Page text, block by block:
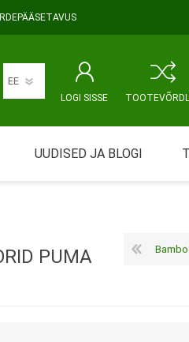
LOGI SISSE
UUDISED JA BLOGI
Bambo
PUMA